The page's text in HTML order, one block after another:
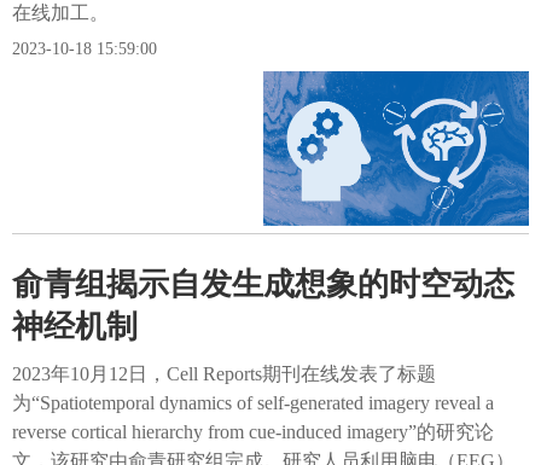
在线加工。
2023-10-18 15:59:00
俞青组揭示自发生成想象的时空动态
神经机制
2023年10月12日，Cell Reports期刊在线发表了标题
为“Spatiotemporal dynamics of self-generated imagery reveal a
reverse cortical hierarchy from cue-induced imagery”的研究论
文，该研究由俞青研究组完成。研究人员利用脑电（EEG）